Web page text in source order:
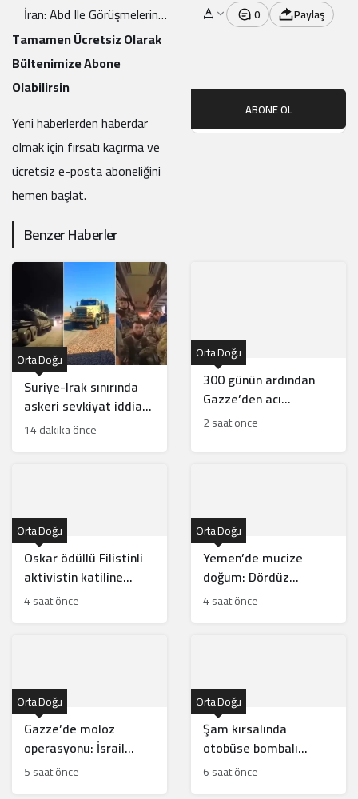
İran: Abd Ile Görüşmelerin
Tarihi Henüz Belirlenmedi
0 Paylaş
Tamamen Ücretsiz Olarak
Bültenimize Abone
Olabilirsin
Yeni haberlerden haberdar
olmak için fırsatı kaçırma ve
ücretsiz e-posta aboneliğini
hemen başlat.
ABONE OL
Benzer Haberler
Suriye-Irak sınırında
askeri sevkiyat iddiası:
Görüntüler gerçek mi?
Orta Doğu
14 dakika önce
300 günün ardından
Gazze’den acı
tanıklıklar: Ateşkes
Orta Doğu
2 saat önce
Oskar ödüllü Filistinli
aktivistin katiline
hafifletilmiş suçlama
Orta Doğu
4 saat önce
Yemen’de mucize
doğum: Dördüz
beklerken beşiz bebek
Orta Doğu
4 saat önce
Gazze’de moloz
operasyonu: İsrail
soykırım kanıtlarını mı
Orta Doğu
5 saat önce
Şam kırsalında
otobüse bombalı
saldırı: 2 ölü, 14 yaralı
Orta Doğu
6 saat önce